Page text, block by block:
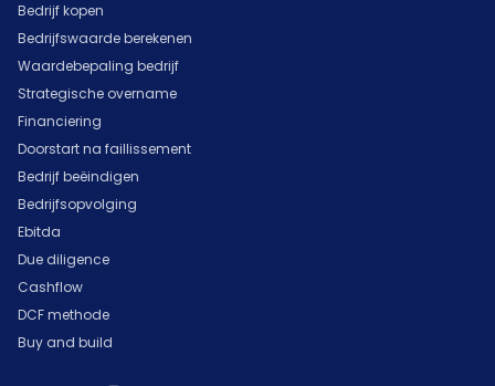
Bedrijf kopen
Bedrijfswaarde berekenen
Waardebepaling bedrijf
Strategische overname
Financiering
Doorstart na faillissement
Bedrijf beëindigen
Bedrijfsopvolging
Ebitda
Due diligence
Cashflow
DCF methode
Buy and build